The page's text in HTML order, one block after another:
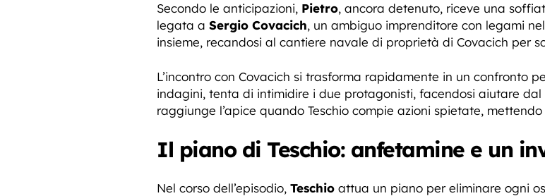
Secondo le anticipazioni, Pietro, ancora detenuto, riceve una
legata a Sergio Covacich, un ambiguo imprenditore con legami
insieme, recandosi al cantiere navale di proprietà di Covacich per
L’incontro con Covacich si trasforma rapidamente in un confronto
indagini, tenta di intimidire i due protagonisti, facendosi aiutare dal
raggiunge l’apice quando Teschio compie azioni spietate,
Il piano di Teschio: anfetamine e un
Nel corso dell’episodio, Teschio attua un piano per eliminare ogni